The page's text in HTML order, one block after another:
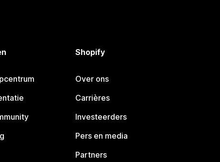
Shopify
Over ons
Carrières
Investeerders
Pers en media
Partners